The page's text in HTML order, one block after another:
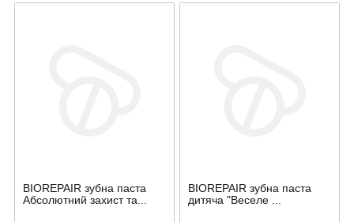
BIOREPAIR зубна паста
Абсолютний захист та...
BIOREPAIR зубна паста
дитяча "Веселе ...